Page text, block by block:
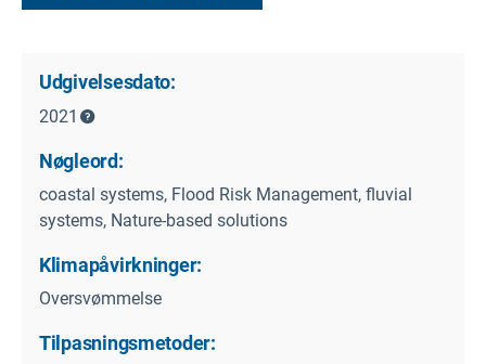
Udgivelsesdato:
2021
Nøgleord:
coastal systems, Flood Risk Management, fluvial
systems, Nature-based solutions
Klimapåvirkninger:
Oversvømmelse
Tilpasningsmetoder: